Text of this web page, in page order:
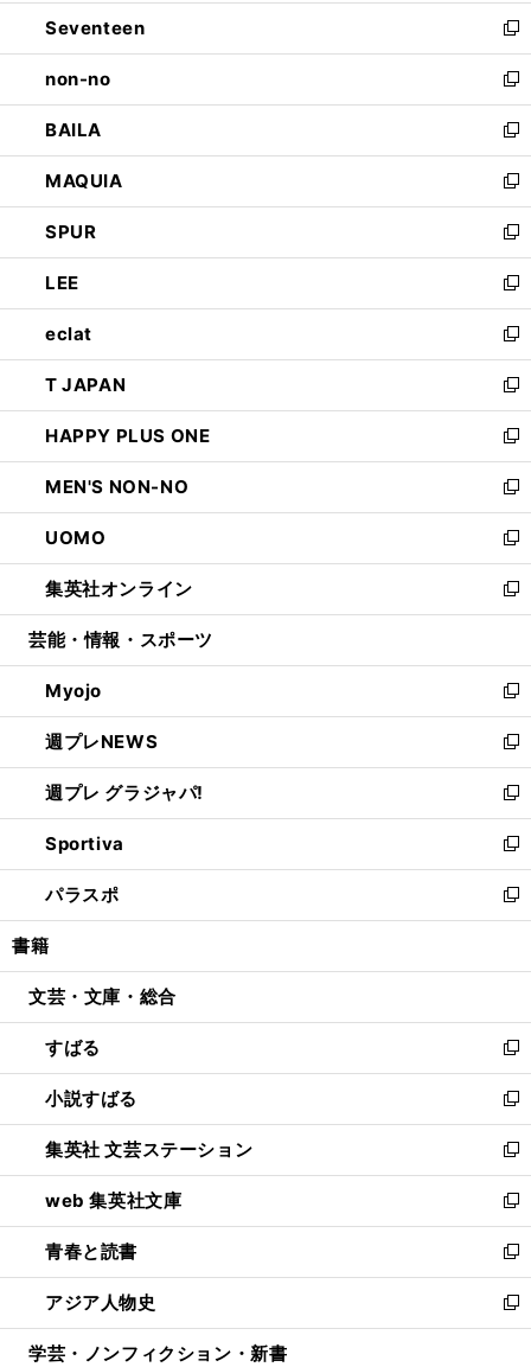
く
で
開
く
ン
ド
ウ
で
開
く
Seventeen
新
し
い
ウ
ィ
ン
ド
ウ
で
開
く
non-no
新
し
い
ウ
ィ
ン
ド
ウ
で
開
く
BAILA
新
し
い
ウ
ィ
ン
ド
ウ
で
開
く
MAQUIA
新
し
い
ウ
ィ
ン
ド
ウ
で
開
く
SPUR
新
し
い
ウ
ィ
ン
ド
ウ
で
開
く
LEE
新
し
い
ウ
ィ
ン
ド
ウ
で
開
く
eclat
新
し
い
ウ
ィ
ン
ド
ウ
で
開
く
T JAPAN
新
し
い
ウ
ィ
ン
ド
ウ
で
開
HAPPY PLUS ONE
新
し
い
ウ
ィ
ン
ド
ウ
開
く
MEN'S NON-NO
新
し
い
ウ
ィ
ン
ウ
で
開
く
UOMO
新
し
い
ウ
ン
ド
ウ
で
開
く
集英社オンライン
新
し
ウ
ィ
ン
ド
ウ
で
開
く
芸能・情報・スポーツ
Myojo
新
し
い
ウ
ィ
ン
ド
ウ
で
開
週プレNEWS
新
し
い
ウ
ィ
ン
ド
ウ
開
週プレ グラジャパ!
新
し
い
ウ
ィ
ン
ウ
開
く
Sportiva
新
し
い
ウ
ン
ウ
で
開
く
パラスポ
新
し
ウ
ン
ド
ウ
で
開
く
書籍
文芸・文庫・総合
すばる
新
し
い
ウ
ィ
ン
ド
ウ
で
開
く
小説すばる
新
し
い
ウ
ィ
ン
ド
ウ
で
開
集英社 文芸ステーション
新
し
い
ウ
ィ
ン
ド
ウ
web 集英社文庫
新
し
い
ウ
ィ
ン
青春と読書
新
し
い
ウ
アジア人物史
新
し
学芸・ノンフィクション・新書